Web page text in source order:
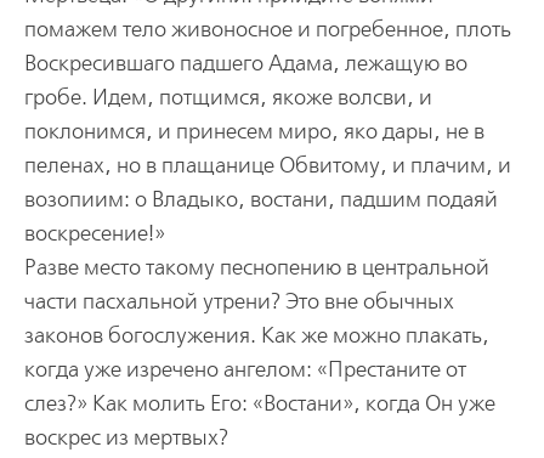
помажем тело живоносное и погребенное, плоть
Воскресившаго падшего Адама, лежащую во
гробе. Идем, потщимся, якоже волсви, и
поклонимся, и принесем миро, яко дары, не в
пеленах, но в плащанице Обвитому, и плачим, и
возопиим: о Владыко, востани, падшим подаяй
воскресение!»
Разве место такому песнопению в центральной
части пасхальной утрени? Это вне обычных
законов богослужения. Как же можно плакать,
когда уже изречено ангелом: «Престаните от
слез?» Как молить Его: «Востани», когда Он уже
воскрес из мертвых?